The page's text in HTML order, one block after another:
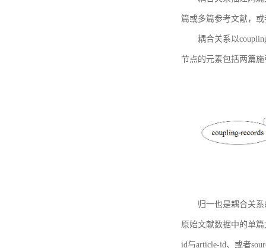
篇或多篇参考文献，
耦合关系以
节点的元素包括两篇
归一也是耦合关
原始文献数据中的单篇
id与article-id、或者